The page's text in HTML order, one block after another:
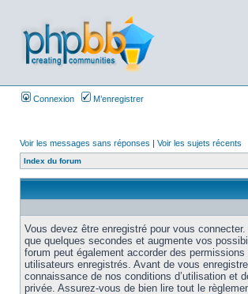
Connexion M’enregistrer
Voir les messages sans réponses | Voir les sujets récents
Index du forum
Vous devez être enregistré pour vous connecter.
que quelques secondes et augmente vos
forum peut également accorder des permissions
utilisateurs enregistrés. Avant de vous
connaissance de nos conditions d’utilisation et
privée. Assurez-vous de bien lire tout le